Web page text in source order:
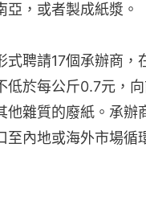
，或者製成紙漿。
式聘請17個承辦商，
低於每公斤0.7元，
他雜質的廢紙。承辦
內地或海外市場循